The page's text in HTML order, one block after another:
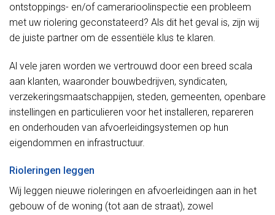
ontstoppings- en/of camerarioolinspectie een probleem
met uw riolering geconstateerd? Als dit het geval is, zijn wij
de juiste partner om de essentiële klus te klaren.
Al vele jaren worden we vertrouwd door een breed scala
aan klanten, waaronder bouwbedrijven, syndicaten,
verzekeringsmaatschappijen, steden, gemeenten, openbare
instellingen en particulieren voor het installeren, repareren
en onderhouden van afvoerleidingsystemen op hun
eigendommen en infrastructuur.
Rioleringen leggen
Wij leggen nieuwe rioleringen en afvoerleidingen aan in het
gebouw of de woning (tot aan de straat), zowel